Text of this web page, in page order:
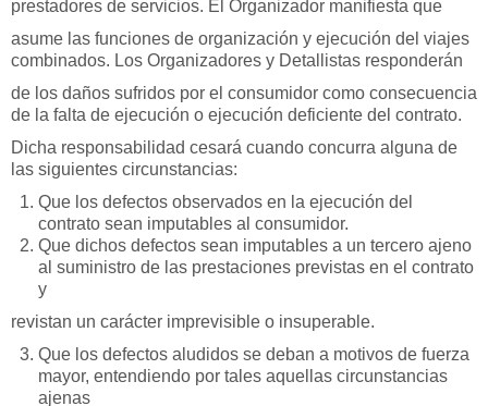
prestadores de servicios. El Organizador manifiesta que
asume las funciones de organización y ejecución del viajes
combinados. Los Organizadores y Detallistas responderán
de los daños sufridos por el consumidor como consecuencia
de la falta de ejecución o ejecución deficiente del contrato.
Dicha responsabilidad cesará cuando concurra alguna de
las siguientes circunstancias:
Que los defectos observados en la ejecución del
contrato sean imputables al consumidor.
Que dichos defectos sean imputables a un tercero ajeno
al suministro de las prestaciones previstas en el contrato
y
revistan un carácter imprevisible o insuperable.
Que los defectos aludidos se deban a motivos de fuerza
mayor, entendiendo por tales aquellas circunstancias
ajenas